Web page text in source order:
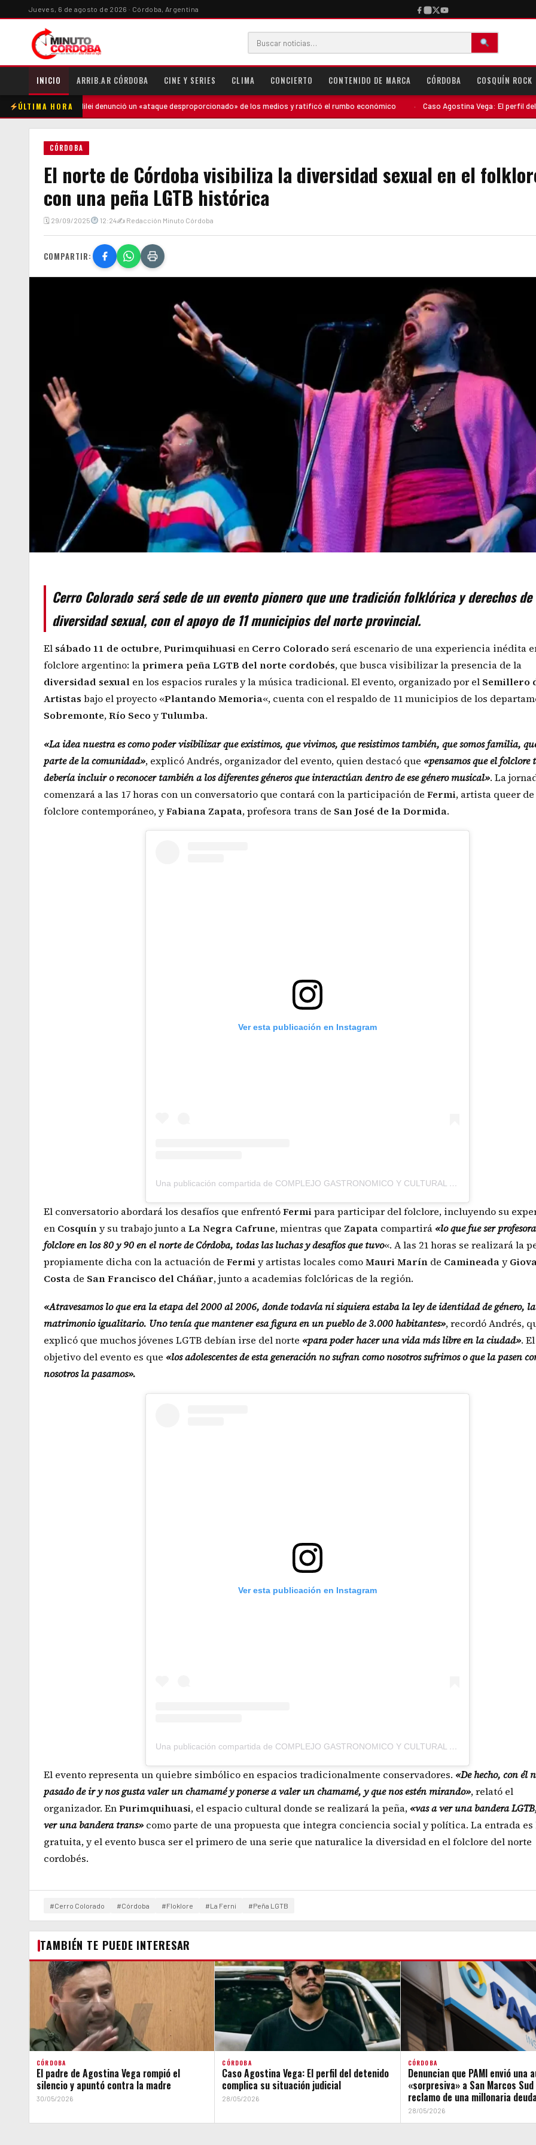
Jueves, 6 de agosto de 2026 · Córdoba, Argentina
INICIO ARRIB.AR CÓRDOBA CINE Y SERIES CLIMA CONCIERTO CONTENIDO DE MARCA CÓRDOBA COSQUÍN ROCK
ÚLTIMA HORA
· Milei denunció un «ataque desproporcionado» de los medios y ratificó el rumbo económico · Caso Agostina Vega: El perfil del detenido
CÓRDOBA
El norte de Córdoba visibiliza la diversidad sexual en el
con una peña LGTB histórica
🗓 29/09/2025 12:24✍ Redacción Minuto Córdoba
COMPARTIR:
Cerro Colorado será sede de un evento pionero que une tradición folklórica y derechos de
diversidad sexual, con el apoyo de 11 municipios del norte provincial.
El sábado 11 de octubre,Purimquihuasi en Cerro Colorado será escenario de una experiencia inédita
folclore argentino: la primera peña LGTB del norte cordobés, que busca visibilizar la presencia de la
diversidad sexual en los espacios rurales y la música tradicional. El evento, organizado por el Semillero
Artistas bajo el proyecto «Plantando Memoria«, cuenta con el respaldo de 11 municipios de los
Sobremonte,Río Seco yTulumba.
«La idea nuestra es como poder visibilizar que existimos, que vivimos, que resistimos también, que somos familia,
parte de la comunidad», explicó Andrés, organizador del evento, quien destacó que «pensamos que el folclore
debería incluir o reconocer también a los diferentes géneros que interactúan dentro de ese género musical». La
comenzará a las 17 horas con un conversatorio que contará con la participación de Fermi, artista queer de
folclore contemporáneo, yFabiana Zapata, profesora trans de SanJosé de la Dormida.
Ver esta publicación en Instagram
Una publicación compartida de COMPLEJO GASTRONOMICO Y CULTURAL "PURINQUI HUASI" (@purinqui_huasi_cerrocolorado)
El conversatorio abordará los desafíos que enfrentóFermipara participar del folclore, incluyendo su
en Cosquíny su trabajo junto aLa Negra Cafrune, mientras que Zapata compartirá «lo que fue ser
folclore en los 80 y 90 en el norte de Córdoba, todas las luchas y desafíos que tuvo«. A las 21 horas se realizará la
propiamente dicha con la actuación de Fermiy artistas locales comoMauriMarín de Camineaday
Costa de SanFrancisco del Cháñar, junto a academias folclóricas de la región.
«Atravesamos lo que era la etapa del 2000 al 2006, donde todavía ni siquiera estaba la ley de identidad de género,
matrimonio igualitario. Uno tenía que mantener esa figura en un pueblo de 3.000 habitantes», recordó Andrés,
explicó que muchos jóvenes LGTB debían irse del norte «para poder hacer una vida más libre en la ciudad». El
objetivo del evento es que «los adolescentes de esta generación no sufran como nosotros sufrimos o que la pasen
nosotros la pasamos».
Ver esta publicación en Instagram
Una publicación compartida de COMPLEJO GASTRONOMICO Y CULTURAL "PURINQUI HUASI" (@purinqui_huasi_cerrocolorado)
El evento representa un quiebre simbólico en espacios tradicionalmente conservadores. «De hecho, con él
pasado de ir y nos gusta valer un chamamé y ponerse a valer un chamamé, y que nos estén mirando», relató el
organizador. EnPurimquihuasi, el espacio cultural donde se realizará la peña, «vas a ver una bandera
ver una bandera trans» como parte de una propuesta que integra conciencia social y política. La entrada
gratuita, y el evento busca ser el primero de una serie que naturalice la diversidad en el folclore del norte
cordobés.
#Cerro Colorado #Córdoba #Floklore #La Ferni #Peña LGTB
TAMBIÉN TE PUEDE INTERESAR
CÓRDOBA
El padre de Agostina Vega rompió el
silencio y apuntó contra la madre
30/05/2026
CÓRDOBA
Caso Agostina Vega: El perfil del detenido
complica su situación judicial
28/05/2026
CÓRDOBA
Denuncian que PAMI envió una
«sorpresiva» a San Marcos
reclamo de una millonaria
28/05/2026